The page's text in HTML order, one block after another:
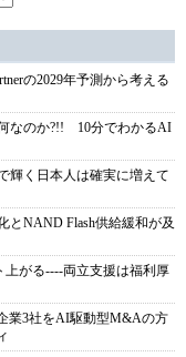
の2029年予測から考える
なのか?!! 10分でわかるAI
輝く日本人は確実に増えて
とNAND Flash供給緩和が及
上がる----両立支援は福利厚
業3社をAI駆動型M&Aの方